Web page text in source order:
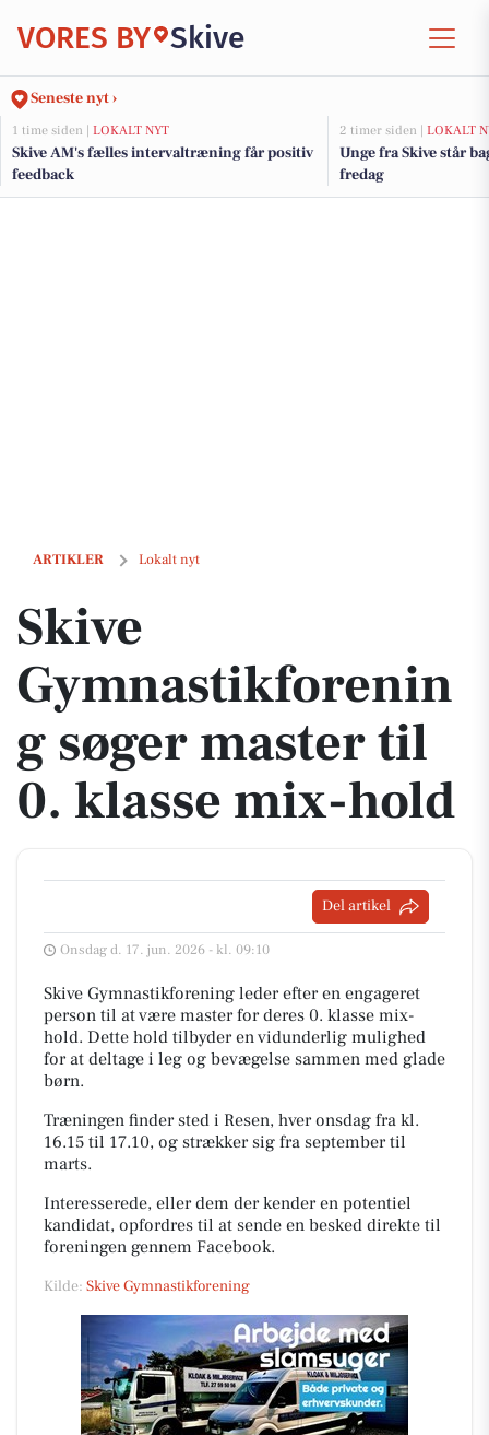
VORES BY Skive
Seneste nyt ›
1 time siden | LOKALT NYT
Skive AM's fælles intervaltræning får positiv
feedback
2 timer siden | LOKALT
Unge fra Skive står
fredag
ARTIKLER Lokalt nyt
Skive Gymnastikforening søger master til 0. klasse mix-hold
Skive
Gymnastikforenin
g søger master til
0. klasse mix-hold
Del artikel
Onsdag d. 17. jun. 2026 - kl. 09:10
Skive Gymnastikforening leder efter en engageret
person til at være master for deres 0. klasse mix-
hold. Dette hold tilbyder en vidunderlig mulighed
for at deltage i leg og bevægelse sammen med glade
børn.
Træningen finder sted i Resen, hver onsdag fra kl.
16.15 til 17.10, og strækker sig fra september til
marts.
Interesserede, eller dem der kender en potentiel
kandidat, opfordres til at sende en besked direkte til
foreningen gennem Facebook.
Kilde: Skive Gymnastikforening